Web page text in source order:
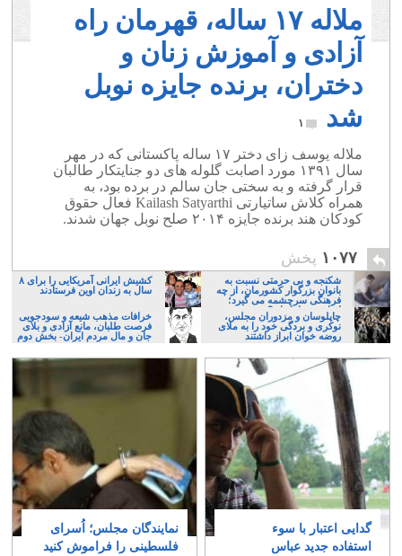
ملاله ۱۷ ساله، قهرمان راه
آزادی و آموزش زنان و
دختران، برنده جایزه نوبل
شد
۱
ملاله یوسف زای دختر ۱۷ ساله پاکستانی که در مهر
سال ۱۳۹۱ مورد اصابت گلوله های دو جنایتکار طالبان
قرار گرفته و به سختی جان سالم در برده بود، به
همراه کلاش ساتیارتی Kailash Satyarthi فعال حقوق
کودکان هند برنده جایزه ۲۰۱۴ صلح نوبل جهان شدند.
۱۰۷۷ پخش
شکنجه و بی حرمتی نسبت به
بانوان بزرگوار کشورمان، از چه
فرهنگی سرچشمه می گیرد؛
ایرانی، و یا تازیان؟
کشیش ایرانی آمریکایی را برای ۸
سال به زندان اوین فرستادند
چاپلوسان و مزدوران مجلس،
نوکری و بردگی خود را به ملای
روضه خوان ابراز داشتند
خرافات مذهب شیعه و سودجویی
فرصت طلبان، مانع آزادی و بلای
جان و مال مردم ایران- بخش دوم
گدایی اعتبار با سوء
استفاده جدید عباس
نمایندگان مجلس؛ اُسرای
فلسطینی را فراموش کنید